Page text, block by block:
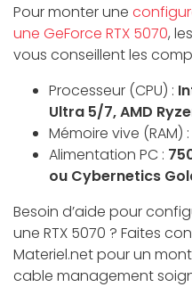
Pour monter une
une GeForce RTX 5070,
vous conseillent les
Processeur (CPU) :
Ultra 5/7, AMD
Mémoire vive (RAM) :
Alimentation PC :
ou Cybernetics
Besoin d’aide pour
une RTX 5070 ? Faites
Materiel.net pour un
cable management